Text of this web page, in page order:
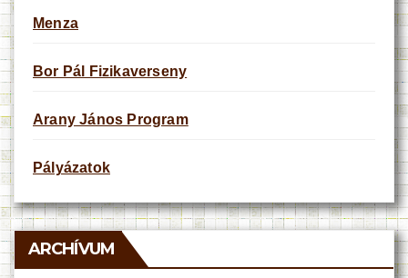
Menza
Bor Pál Fizikaverseny
Arany János Program
Pályázatok
ARCHÍVUM